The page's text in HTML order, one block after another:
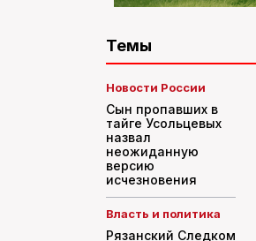
Темы
Новости России
Сын пропавших в
тайге Усольцевых
назвал
неожиданную
версию
исчезновения
Власть и политика
Рязанский Следком